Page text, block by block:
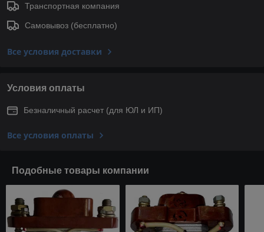
Транспортная компания
Самовывоз (бесплатно)
Все условия доставки
Условия оплаты
Безналичный расчет (для ЮЛ и ИП)
Все условия оплаты
Подобные товары компании